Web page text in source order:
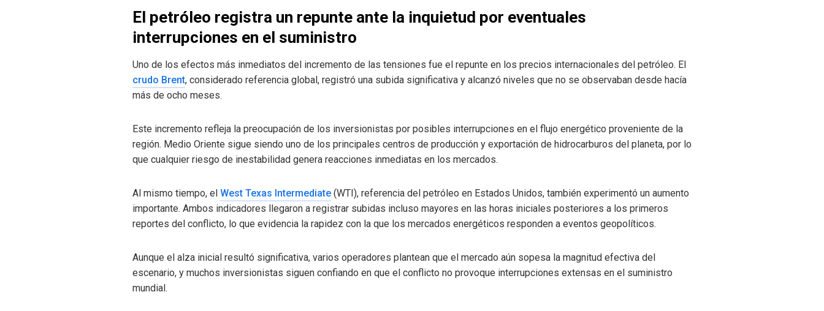
El petróleo registra un repunte ante la inquietud por eventuales
interrupciones en el suministro
Uno de los efectos más inmediatos del incremento de las tensiones fue el repunte en los precios internacionales del petróleo. El
crudo Brent, considerado referencia global, registró una subida significativa y alcanzó niveles que no se observaban desde hacía
más de ocho meses.
Este incremento refleja la preocupación de los inversionistas por posibles interrupciones en el flujo energético proveniente de la
región. Medio Oriente sigue siendo uno de los principales centros de producción y exportación de hidrocarburos del planeta, por lo
que cualquier riesgo de inestabilidad genera reacciones inmediatas en los mercados.
Al mismo tiempo, el West Texas Intermediate (WTI), referencia del petróleo en Estados Unidos, también experimentó un aumento
importante. Ambos indicadores llegaron a registrar subidas incluso mayores en las horas iniciales posteriores a los primeros
reportes del conflicto, lo que evidencia la rapidez con la que los mercados energéticos responden a eventos geopolíticos.
Aunque el alza inicial resultó significativa, varios operadores plantean que el mercado aún sopesa la magnitud efectiva del
escenario, y muchos inversionistas siguen confiando en que el conflicto no provoque interrupciones extensas en el suministro
mundial.